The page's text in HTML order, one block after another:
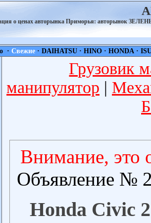
о ценах авторынка Приморья: авторынок
·Свежие ·DAIHATSU ·HINO ·HONDA ·
Грузовик
манипулятор |
Внимание, это
Объявление №
Honda Civic